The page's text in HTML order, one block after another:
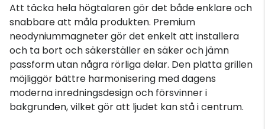
Att täcka hela högtalaren gör det både enklare och
snabbare att måla produkten. Premium
neodyniummagneter gör det enkelt att installera
och ta bort och säkerställer en säker och jämn
passform utan några rörliga delar. Den platta grillen
möjliggör bättre harmonisering med dagens
moderna inredningsdesign och försvinner i
bakgrunden, vilket gör att ljudet kan stå i centrum.